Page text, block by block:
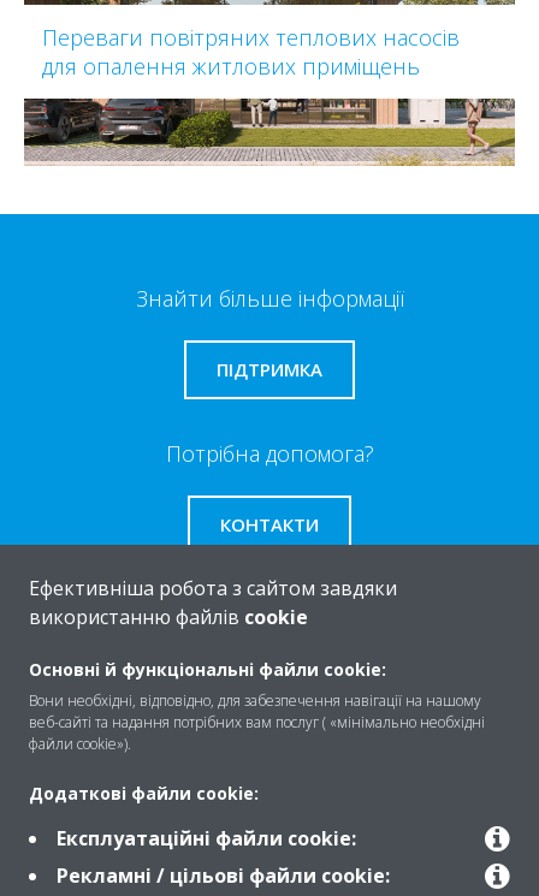
Переваги повітряних теплових насосів
для опалення житлових приміщень
Знайти більше інформації
ПІДТРИМКА
Потрібна допомога?
КОНТАКТИ
Про
Рішення
Контакти
Ефективніша робота з сайтом завдяки
використанню файлів cookie
Основні й функціональні файли cookie:
Вони необхідні, відповідно, для забезпечення навігації на нашому
веб-сайті та надання потрібних вам послуг ( «мінімально необхідні
файли cookie»).
Додаткові файли cookie:
Експлуатаційні файли cookie:
Рекламні / цільові файли cookie: